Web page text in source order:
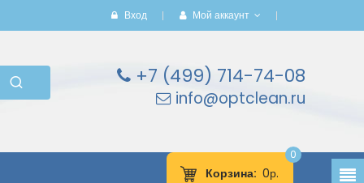
Вход Мой аккаунт
+7 (499) 714-74-08
info@optclean.ru
Корзина
0
0р.